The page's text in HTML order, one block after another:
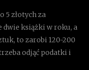
5 złotych za
dwie książki w roku, a
to zarobi 120-200
odjąć podatki i